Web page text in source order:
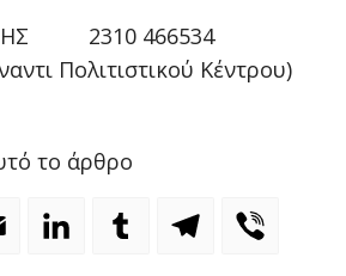
2310 466534
Πολιτιστικού Κέντρου)
το άρθρο
Email LinkedIn Tumblr Telegram